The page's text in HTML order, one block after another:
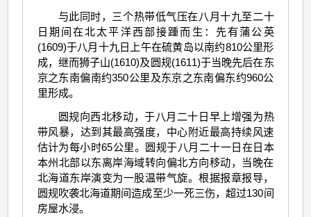
与此同时，三个热带低气压在八月十九至二十
日期间在北太平洋西部接踵而生：先有蒲公英
(1609)于八月十九日上午在硫黄岛以南约810公里形
成，继而狮子山(1610)及圆规(1611)于当晚先后在东
京之东南偏南约350公里及东京之东南偏东约960公
里形成。
圆规向西北移动，于八月二十日早上增强为热
带风暴，达到其最高强度，中心附近最高持续风速
估计为每小时65公里。圆规于八月二十一日在日本
本州北部以东离岸海域转向偏北方向移动，当晚在
北海道东岸演变为一股温带气旋。根据报章报导，
圆规吹袭北海道期间造成至少一死三伤，超过130间
房屋水浸。